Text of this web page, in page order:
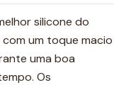
silicone do
um toque macio
uma boa
Os